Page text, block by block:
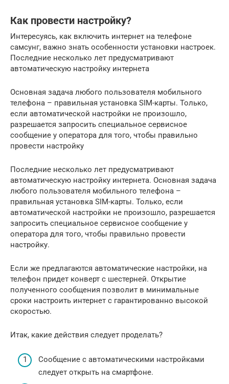
Как провести настройку?
Интересуясь, как включить интернет на телефоне
самсунг, важно знать особенности установки настроек.
Последние несколько лет предусматривают
автоматическую настройку интернета
Основная задача любого пользователя мобильного
телефона – правильная установка SIM-карты. Только,
если автоматической настройки не произошло,
разрешается запросить специальное сервисное
сообщение у оператора для того, чтобы правильно
провести настройку
Последние несколько лет предусматривают
автоматическую настройку интернета. Основная задача
любого пользователя мобильного телефона –
правильная установка SIM-карты. Только, если
автоматической настройки не произошло, разрешается
запросить специальное сервисное сообщение у
оператора для того, чтобы правильно провести
настройку.
Если же предлагаются автоматические настройки, на
телефон придет конверт с шестерней. Открытие
полученного сообщения позволит в минимальные
сроки настроить интернет с гарантированно высокой
скоростью.
Итак, какие действия следует проделать?
Сообщение с автоматическими настройками
следует открыть на смартфоне.